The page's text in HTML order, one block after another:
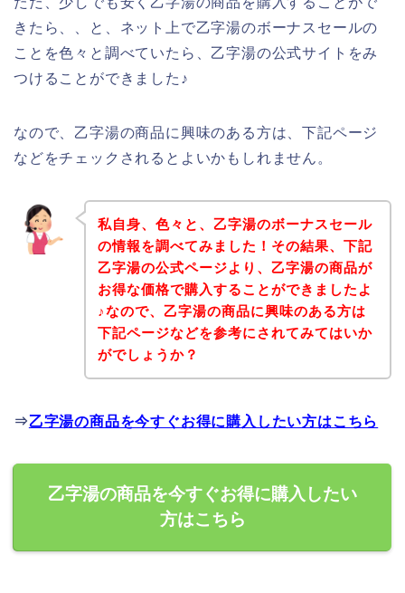
きたら、、と、ネット上で乙字湯のボーナスセールの
ことを色々と調べていたら、乙字湯の公式サイトをみ
つけることができました♪
なので、乙字湯の商品に興味のある方は、下記ページ
などをチェックされるとよいかもしれません。
私自身、色々と、乙字湯のボーナスセール
の情報を調べてみました！その結果、下記
乙字湯の公式ページより、乙字湯の商品が
お得な価格で購入することができましたよ
♪なので、乙字湯の商品に興味のある方は
下記ページなどを参考にされてみてはいか
がでしょうか？
⇒乙字湯の商品を今すぐお得に購入したい方はこちら
乙字湯の商品を今すぐお得に購入したい
方はこちら